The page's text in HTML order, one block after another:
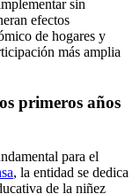
sin
efectos
de hogares y
más amplia
primeros años
para el
, la entidad se dedica
de la niñez